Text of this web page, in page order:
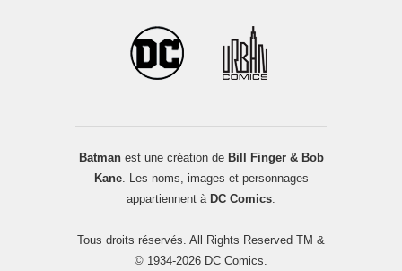
Batmanest une création de Bill Finger & Bob
Kane. Les noms, images et personnages
appartiennent à DC Comics.
Tous droits réservés. All Rights Reserved TM &
© 1934-2026 DC Comics.